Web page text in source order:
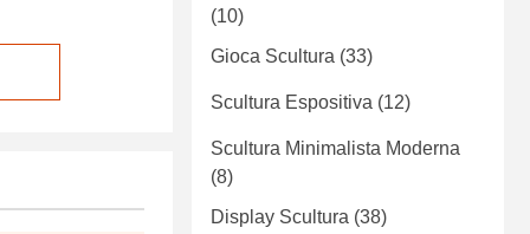
(10)
Gioca Scultura (33)
Scultura Espositiva (12)
Scultura Minimalista Moderna
(8)
Display Scultura (38)